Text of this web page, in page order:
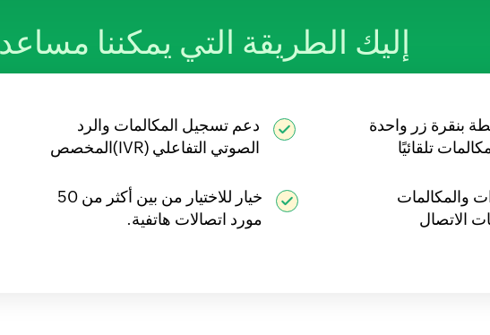
إليك الطريقة التي يمكننا
بنقرة زر واحدة
تلقائيًا
دعم تسجيل المكالمات والرد
الصوتي التفاعلي (IVR)المخصص
والمكالمات
الاتصال
خيار للاختيار من بين أكثر من 50
مورد اتصالات هاتفية.